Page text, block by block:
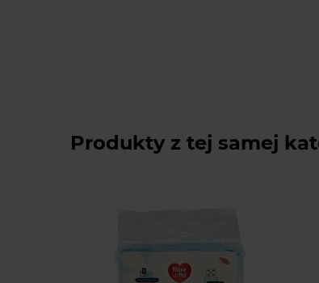
Produkty z tej samej